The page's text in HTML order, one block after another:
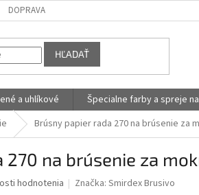
DOPRAVA
HĽADAŤ
a uhlíkové Špecialne farby a spreje
Brúsny papier rada 270 na brúsenie za
270 na brúsenie za
hodnotenia Značka:Smirdex Brusivo